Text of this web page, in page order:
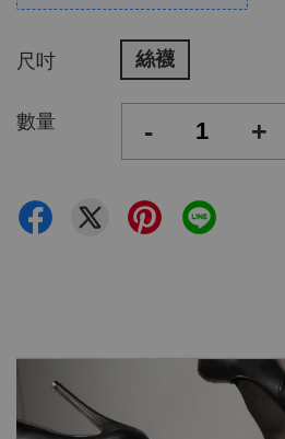
尺吋 絲襪
數量 - +